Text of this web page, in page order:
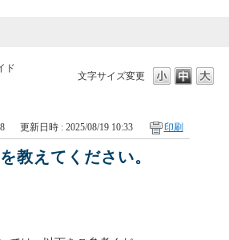
文字サイズ変更
ド
更新日時 : 2025/08/19 10:33 印刷
教えてください。